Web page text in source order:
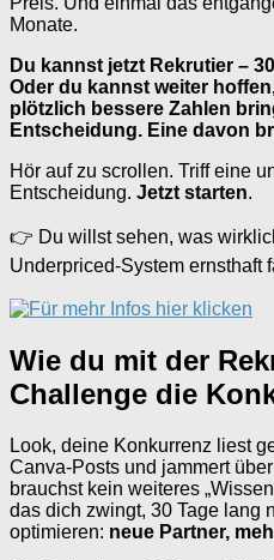
Monate.
Du kannst jetzt Rekrutier –
Oder du kannst weiter
plötzlich bessere Zahlen
Entscheidung. Eine davon
Hör auf zu scrollen. Triff eine
Entscheidung. Jetzt starten.
👉 Du willst sehen, was
Underpriced-System ernsthaft
Wie du mit der
Challenge die
Look, deine Konkurrenz liest
Canva-Posts und jammert
brauchst kein weiteres
das dich zwingt, 30 Tage lang
optimieren: neue Partner,